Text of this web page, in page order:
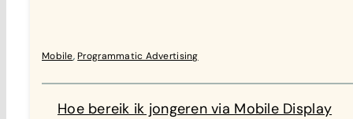
Mobile,Programmatic Advertising
Hoe bereik ik jongeren via Mobile Display